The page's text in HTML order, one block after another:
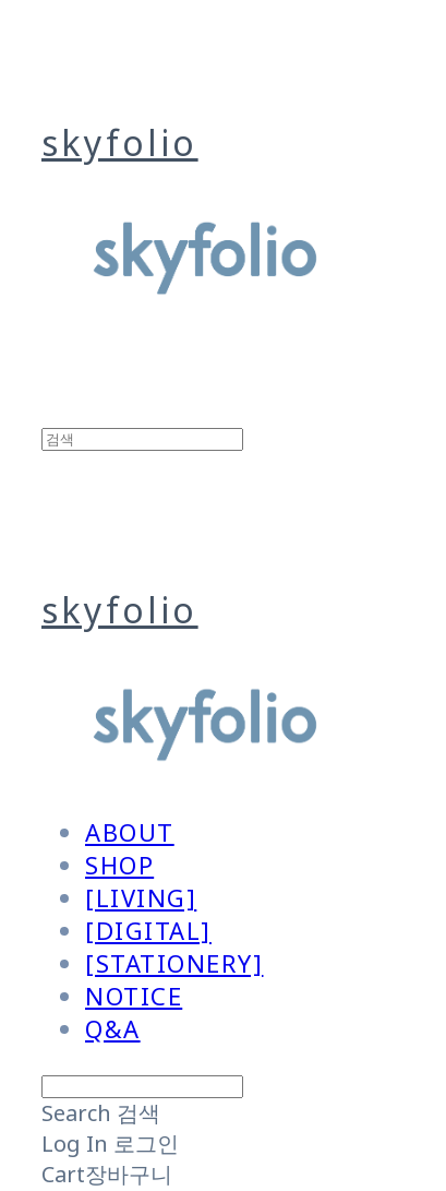
skyfolio
skyfolio
ABOUT
SHOP
[LIVING]
[DIGITAL]
[STATIONERY]
NOTICE
Q&A
Search 검색
Log In 로그인
Cart장바구니